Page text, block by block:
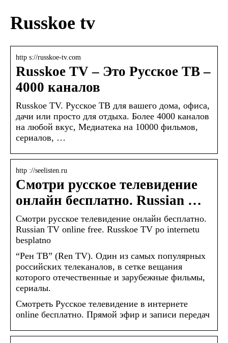
Russkoe tv
http s://russkoe-tv.com
Russkoe TV – Это Русское ТВ –
4000 каналов
Russkoe TV. Русское ТВ для вашего дома, офиса,
дачи или просто для отдыха. Более 4000 каналов
на любой вкус, Медиатека на 10000 фильмов,
сериалов, …
http ://seelisten.ru
Смотри русское телевидение
онлайн бесплатно. Russian …
Смотри русское телевидение онлайн бесплатно.
Russian TV online free. Russkoe TV po internetu
besplatno
“Рен ТВ” (Ren TV). Один из самых популярных
российских телеканалов, в сетке вещания
которого отечественные и зарубежные фильмы,
сериалы.
Смотреть Русское телевидение в интернете
online бесплатно. Прямой эфир и записи передач